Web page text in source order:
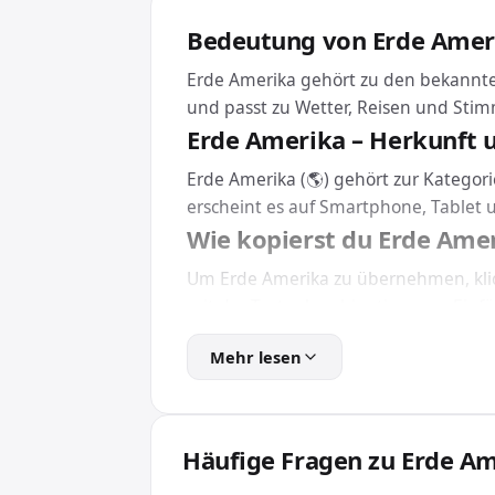
Bedeutung von Erde
Erde Amerika gehört zu den
und passt zu Wetter, Reisen und
Erde Amerika – Herkunft
Erde Amerika (🌎) gehört zur
erscheint es auf Smartphone,
Wie kopierst du Erde
Um Erde Amerika zu übernehmen,
Eine Installation brauchst du dafür
So wird das Emoji unabhängig von
Wofür wird Erde Amerika
Mehr lesen
Häufige Fragen zu Erde